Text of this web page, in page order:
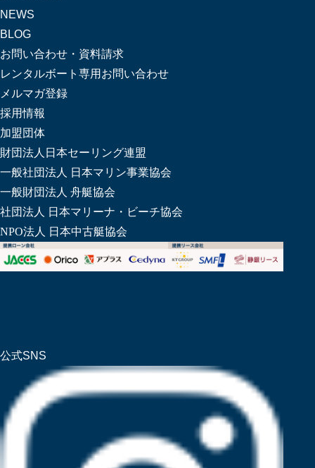
NEWS
BLOG
お問い合わせ・資料請求
レンタルボート専用お問い合わせ
メルマガ登録
採用情報
加盟団体
財団法人日本セーリング連盟
一般社団法人 日本マリン事業協会
一般財団法人 舟艇協会
社団法人 日本マリーナ・ビーチ協会
NPO法人 日本中古艇協会
公式SNS